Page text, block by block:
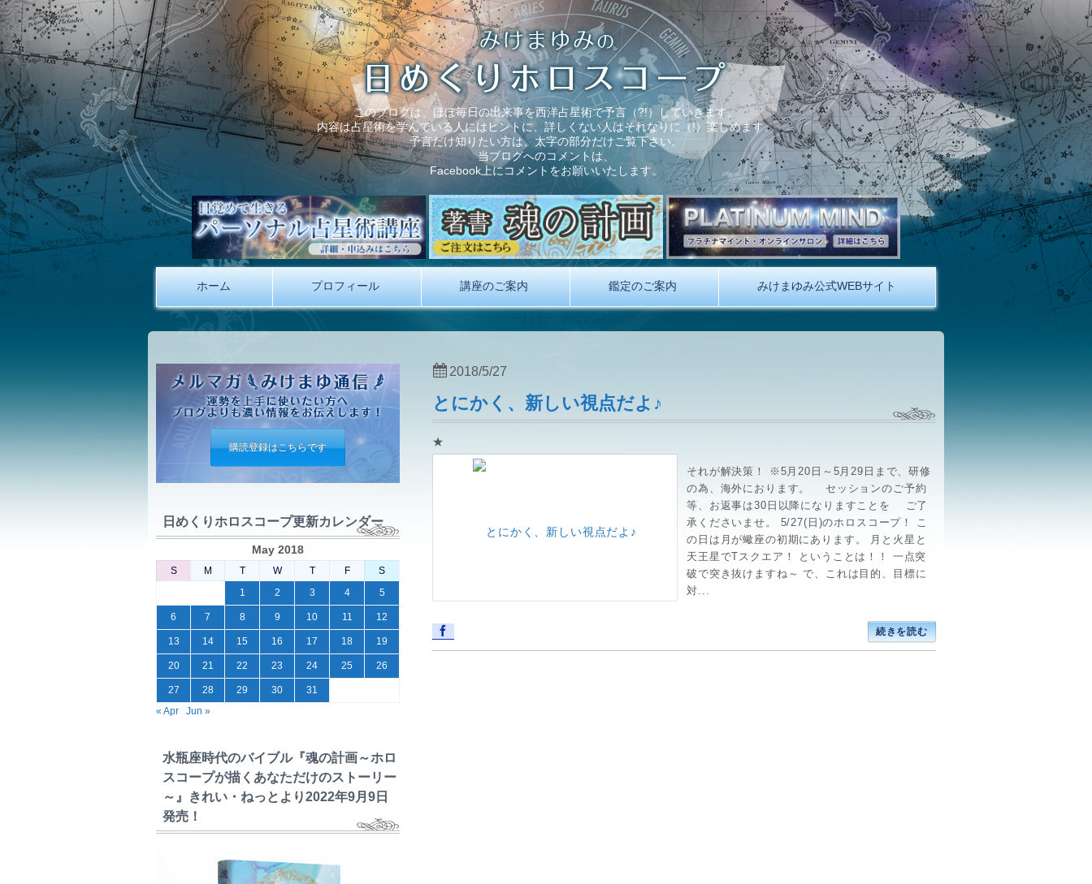
このブログは、ほぼ毎日の出来事を西洋占星術で予言（?!）していきます。
内容は占星術を学んでいる人にはヒントに、詳しくない人はそれなりに（!）楽しめます。
予言だけ知りたい方は、太字の部分だけご覧下さい。
当ブログへのコメントは、
Facebook上にコメントをお願いいたします。
ホーム プロフィール 講座のご案内 鑑定のご案内 みけまゆみ公式WEBサイト
とにかく、新しい視点だよ♪
★
それが解決策！ ※5月20日～5月29日まで、研修
の為、海外におります。 セッションのご予約
等、お返事は30日以降になりますことを ご了
承くださいませ。 5/27(日)のホロスコープ！ こ
の日は月が蠍座の初期にあります。 月と火星と
天王星でTスクエア！ ということは！！ 一点突
破で突き抜けますね～ で、これは目的、目標に
対...
続きを読む
2018/5/27
購読登録はこちらです
日めくりホロスコープ更新カレンダー
May 2018
S M T W T F
S
1
2 3 4 5
6 7 8 9 10 11 12
13 14 15 16 17 18 19
20 21 22 23 24 25 26
27 28 29 30
31
« Apr
Jun »
水瓶座時代のバイブル『魂の計画～ホロ
スコープが描くあなただけのストーリー
～』きれい・ねっとより2022年9月9日
発売！